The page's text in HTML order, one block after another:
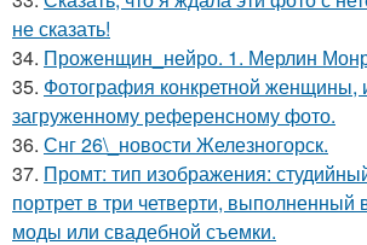
не сказать!
34. Проженщин_нейро. 1. Мерлин
35. Фотография конкретной женщины,
загруженному референсному фото.
36. Снг 26\_новости Железногорск.
37. Промт: тип изображения:
портрет в три четверти, выполненный
моды или свадебной съемки.